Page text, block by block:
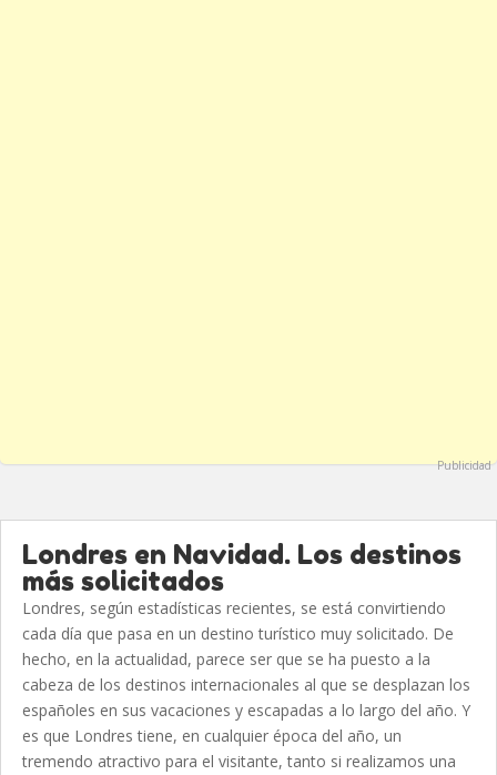
Publicidad
Londres en Navidad. Los destinos
más solicitados
Londres, según estadísticas recientes, se está convirtiendo
cada día que pasa en un destino turístico muy solicitado. De
hecho, en la actualidad, parece ser que se ha puesto a la
cabeza de los destinos internacionales al que se desplazan los
españoles en sus vacaciones y escapadas a lo largo del año. Y
es que Londres tiene, en cualquier época del año, un
tremendo atractivo para el visitante, tanto si realizamos una